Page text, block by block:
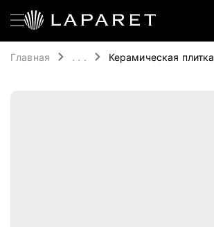
Главная . . . Керамическая плитка